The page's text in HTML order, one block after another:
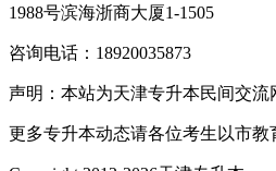
1988号滨海浙商大厦1-1505
咨询电话：18920035873
声明：本站为天津专升本民间交流
更多专升本动态请各位考生以市教